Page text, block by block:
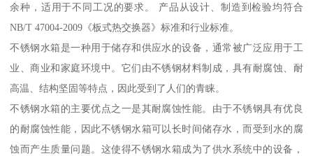
余种，适用于不同工况的要求。 产品从设计、制造到检验均符合
NB/T 47004-2009《板式热交换器》标准和行业标准。
不锈钢水箱是一种用于储存和供应水的设备，通常被广泛应用于工
业、商业和家庭环境中。它们由不锈钢材料制成，具有耐腐蚀、耐
高温、结构坚固等特点，因此受到了人们的青睐。
不锈钢水箱的主要优点之一是其耐腐蚀性能。由于不锈钢具有优良
的耐腐蚀性能，因此不锈钢水箱可以长时间储存水，而受到水的腐
蚀而产生质量问题。这使得不锈钢水箱成为了供水系统中的设备，